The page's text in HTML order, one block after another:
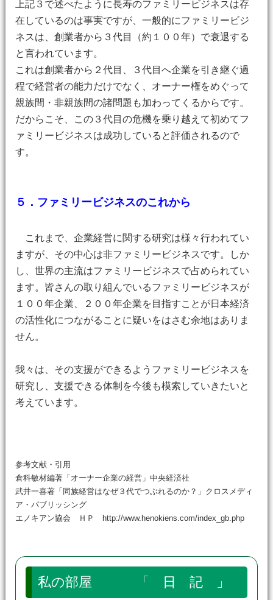
上記３で述べたように長寿のファミリービジネスは存
在しているのは事実ですが、一般的にファミリービジ
ネスは、創業者から３代目（約１００年）で衰退する
と言われています。
これは創業者から２代目、３代目へ企業を引き継ぐ過
程で経営者の能力だけでなく、オーナー権をめぐって
親族間・非親族間の諸問題も加わってくるからです。
だからこそ、この３代目の危機を乗り越えて初めてフ
ァミリービジネスは成功していると評価されるので
す。
５．ファミリービジネスのこれから
これまで、企業経営に関する研究は様々行われてい
ますが、その中心は非ファミリービジネスです。しか
し、世界の主流はファミリービジネスで占められてい
ます。皆さんの取り組んでいるファミリービジネスが
１００年企業、２００年企業を目指すことが日本経済
の活性化につながることに疑いをはさむ余地はありま
せん。
我々は、その支援ができるようファミリービジネスを
研究し、支援できる体制を今後も模索していきたいと
考えています。
参考文献・引用
倉科敏材編著「オーナー企業の経営」中央経済社
武井一喜著「同族経営はなぜ３代でつぶれるのか？」クロスメディ
ア・パブリッシング
エノキアン協会 ＨＰ http://www.henokiens.com/index_gb.php
私の部屋 「 日 記 」